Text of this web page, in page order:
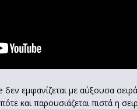
δεν εμφανίζεται με αύξουσα
και παρουσιάζεται πιστά η